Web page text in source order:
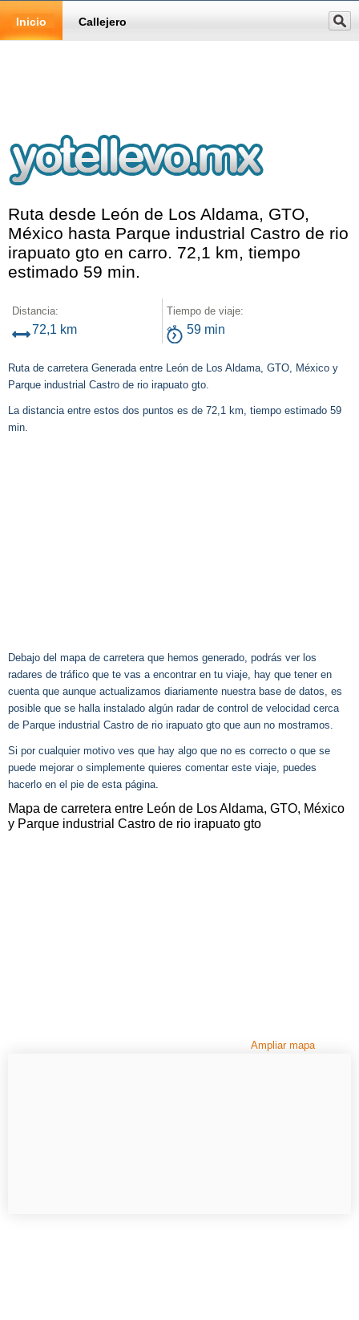
Inicio Callejero
Ruta desde León de Los Aldama, GTO,
México hasta Parque industrial Castro de rio
irapuato gto en carro. 72,1 km, tiempo
estimado 59 min.
Distancia:
72,1 km
Tiempo de viaje:
59 min
Ruta de carretera Generada entre León de Los Aldama, GTO, México y
Parque industrial Castro de rio irapuato gto.
La distancia entre estos dos puntos es de 72,1 km, tiempo estimado 59
min.
Debajo del mapa de carretera que hemos generado, podrás ver los
radares de tráfico que te vas a encontrar en tu viaje, hay que tener en
cuenta que aunque actualizamos diariamente nuestra base de datos, es
posible que se halla instalado algún radar de control de velocidad cerca
de Parque industrial Castro de rio irapuato gto que aun no mostramos.
Si por cualquier motivo ves que hay algo que no es correcto o que se
puede mejorar o simplemente quieres comentar este viaje, puedes
hacerlo en el pie de esta página.
Mapa de carretera entre León de Los Aldama, GTO, México
y Parque industrial Castro de rio irapuato gto
Ampliar mapa